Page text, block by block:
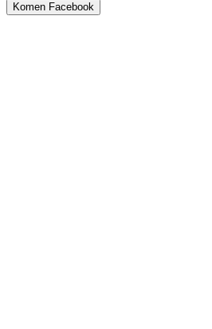
Komen Facebook